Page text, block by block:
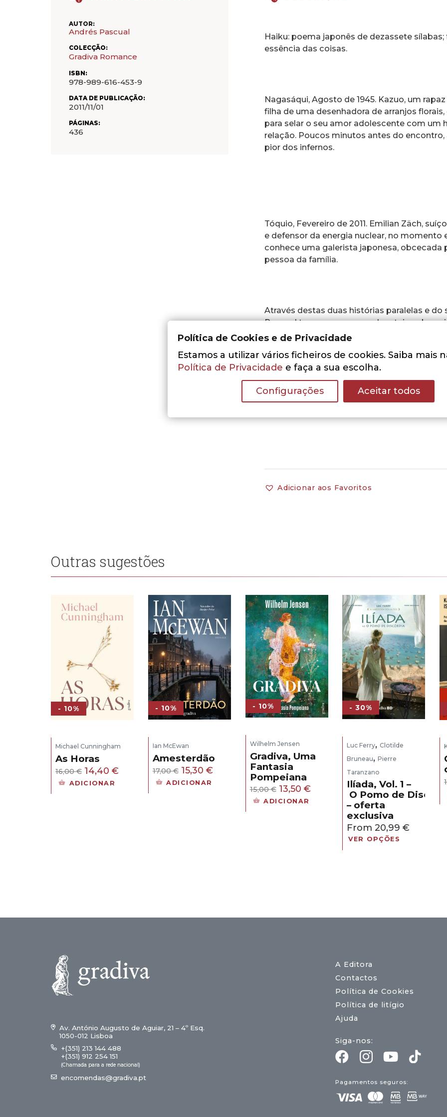
AUTOR:
Andrés Pascual
COLECÇÃO:
Gradiva Romance
ISBN:
978-989-616-453-9
DATA DE PUBLICAÇÃO:
2011/11/01
PÁGINAS:
436
Haiku: poema japonês de dezassete
essência das coisas.
Nagasáqui, Agosto de 1945. Kazuo, um
filha de uma desenhadora de arranjos
para selar o seu amor adolescente com um
relação. Poucos minutos antes do
pior dos infernos.
Tóquio, Fevereiro de 2011. Emilian Zäch,
e defensor da energia nuclear, no momento
conhece uma galerista japonesa,
pessoa da família.
Através destas duas histórias paralelas e
Pascual tece uma comovedora teia sobre
passado para enfrentar os desafios do
Um emocionante hino à paz, à
Adicionar aos Favoritos
Outras sugestões
- 10%
Michael Cunningham
As Horas
16,00€ O
preço
14,40 €
ADICIONAR
- 10%
Ian McEwan
Amesterdão
17,00€ O
preço
15,30 €O
ADICIONAR
- 10%
Wilhelm Jensen
Gradiva, Uma
Fantasia
Pompeiana
15,00€ O
preço
13,50 €O
ADICIONAR
- 30%
Luc Ferry,Clotilde
Bruneau,Pierre
Taranzano
Ilíada, Vol. 1 –
O Pomo de
– oferta
exclusiva
From20,99€
VER OPÇÕES
Av. António Augusto de Aguiar, 21 – 4º Esq.
1050-012 Lisboa
+(351) 213 144 488
+(351) 912 254 151
(Chamada para a rede nacional)
encomendas@gradiva.pt
A Editora
Contactos
Política de Cookies
Política de litígio
Ajuda
Siga-nos:
Pagamentos seguros:
Política de Cookies e de Privacidade
Estamos a utilizar vários ficheiros de cookies. Saiba mais
Política de Privacidade e faça a sua escolha.
Configurações Aceitar todos